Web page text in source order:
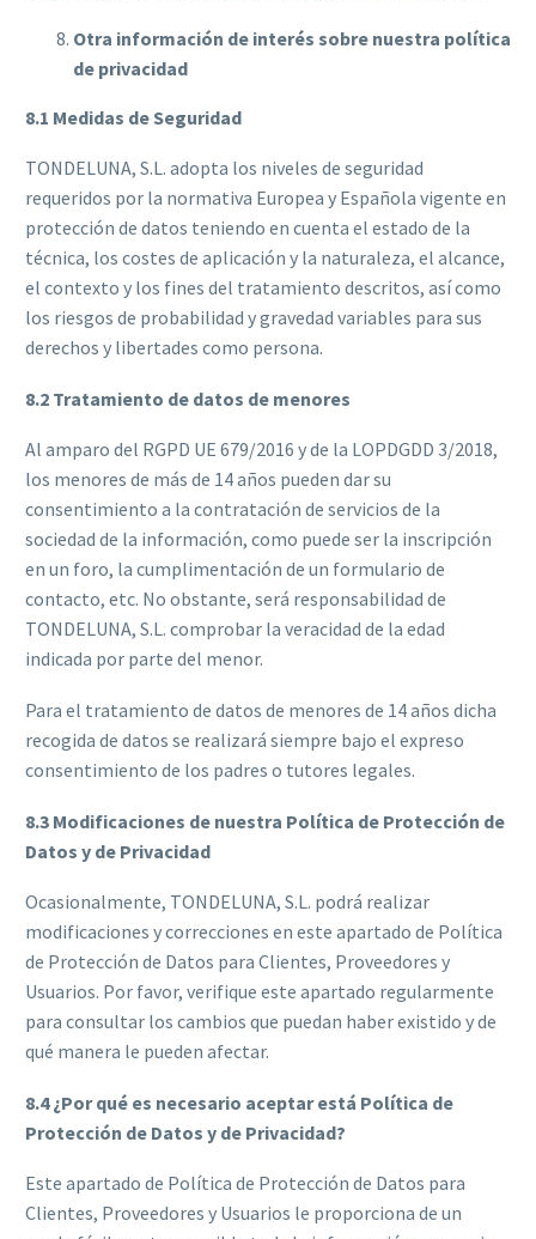
Otra información de interés sobre nuestra política
de privacidad
8.1 Medidas de Seguridad
TONDELUNA, S.L. adopta los niveles de seguridad
requeridos por la normativa Europea y Española vigente en
protección de datos teniendo en cuenta el estado de la
técnica, los costes de aplicación y la naturaleza, el alcance,
el contexto y los fines del tratamiento descritos, así como
los riesgos de probabilidad y gravedad variables para sus
derechos y libertades como persona.
8.2 Tratamiento de datos de menores
Al amparo del RGPD UE 679/2016 y de la LOPDGDD 3/2018,
los menores de más de 14 años pueden dar su
consentimiento a la contratación de servicios de la
sociedad de la información, como puede ser la inscripción
en un foro, la cumplimentación de un formulario de
contacto, etc. No obstante, será responsabilidad de
TONDELUNA, S.L. comprobar la veracidad de la edad
indicada por parte del menor.
Para el tratamiento de datos de menores de 14 años dicha
recogida de datos se realizará siempre bajo el expreso
consentimiento de los padres o tutores legales.
8.3 Modificaciones de nuestra Política de Protección de
Datos y de Privacidad
Ocasionalmente, TONDELUNA, S.L. podrá realizar
modificaciones y correcciones en este apartado de Política
de Protección de Datos para Clientes, Proveedores y
Usuarios. Por favor, verifique este apartado regularmente
para consultar los cambios que puedan haber existido y de
qué manera le pueden afectar.
8.4 ¿Por qué es necesario aceptar está Política de
Protección de Datos y de Privacidad?
Este apartado de Política de Protección de Datos para
Clientes, Proveedores y Usuarios le proporciona de un